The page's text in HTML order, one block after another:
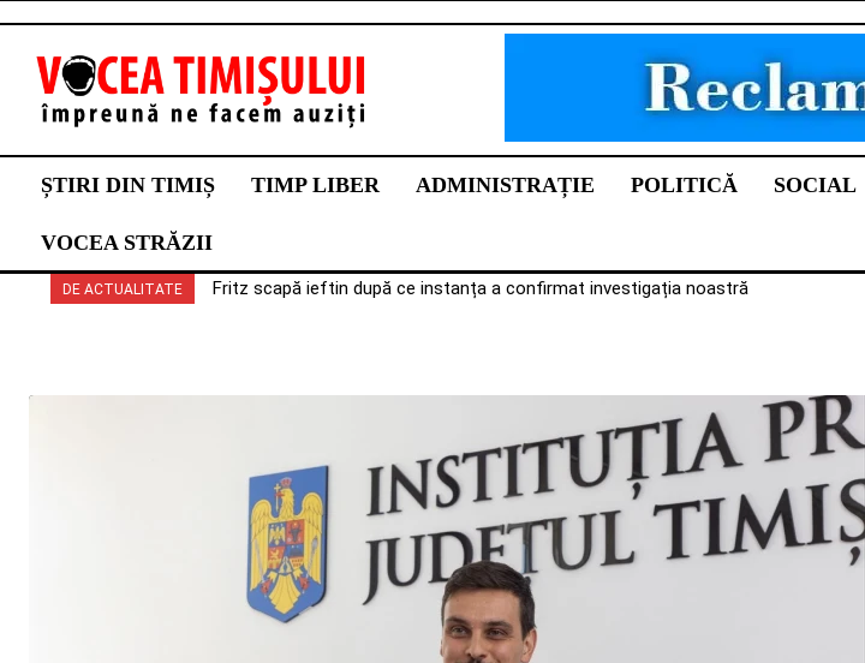
ȘTIRI DIN TIMIȘ TIMP LIBER ADMINISTRAȚIE POLITICĂ SOCIAL
VOCEA STRĂZII
DE ACTUALITATE Fritz scapă ieftin după ce instanța a confirmat investigația noastră